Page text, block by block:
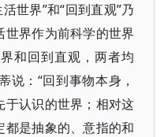
世界”和“回到直观”乃
界作为前科学的世界
和回到直观，两者均
说：“回到事物本身，
认识的世界；相对这
是抽象的、意指的和